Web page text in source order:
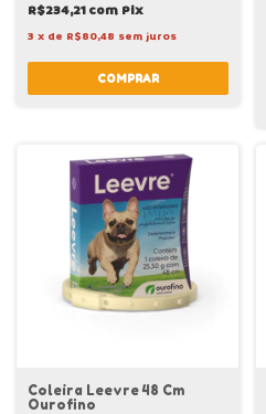
R$234,21com Pix
3 x de R$80,48 sem juros
Coleira Leevre 48 Cm
Ourofino